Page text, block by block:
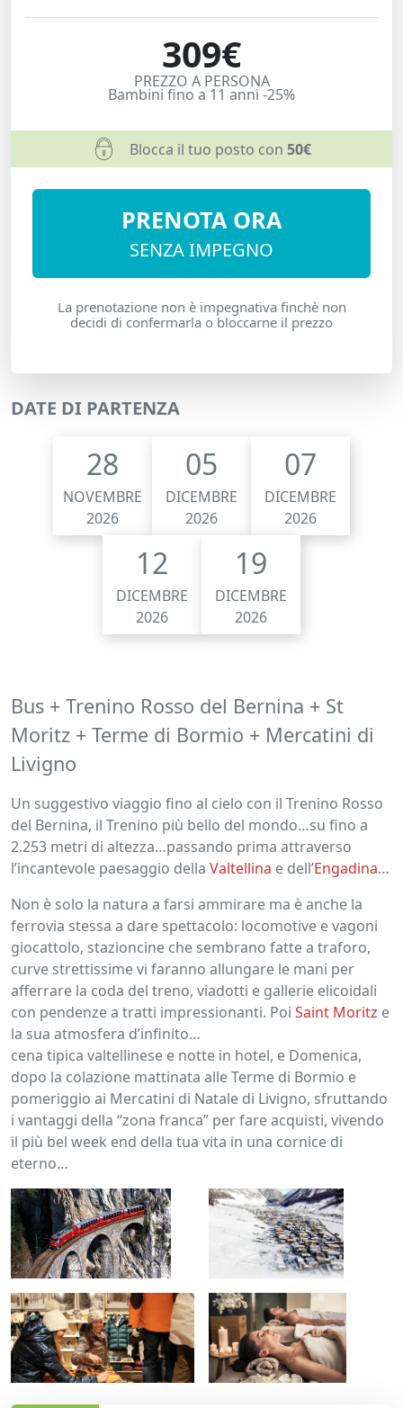
309€
PREZZO A PERSONA
Bambini fino a 11 anni -25%
Blocca il tuo posto con 50€
PRENOTA ORA
SENZA IMPEGNO
La prenotazione non è impegnativa finchè non
decidi di confermarla o bloccarne il prezzo
DATE DI PARTENZA
28
NOVEMBRE
2026
05
DICEMBRE
2026
07
DICEMBRE
2026
12
DICEMBRE
2026
19
DICEMBRE
2026
Bus + Trenino Rosso del Bernina + St
Moritz + Terme di Bormio + Mercatini di
Livigno
Un suggestivo viaggio fino al cielo con il Trenino Rosso
del Bernina, il Trenino più bello del mondo…su fino a
2.253 metri di altezza…passando prima attraverso
l’incantevole paesaggio della Valtellina e dell’Engadina…
Non è solo la natura a farsi ammirare ma è anche la
ferrovia stessa a dare spettacolo: locomotive e vagoni
giocattolo, stazioncine che sembrano fatte a traforo,
curve strettissime vi faranno allungare le mani per
afferrare la coda del treno, viadotti e gallerie elicoidali
con pendenze a tratti impressionanti. Poi Saint Moritz e
la sua atmosfera d’infinito…
cena tipica valtellinese e notte in hotel, e Domenica,
dopo la colazione mattinata alle Terme di Bormio e
pomeriggio ai Mercatini di Natale di Livigno, sfruttando
i vantaggi della “zona franca” per fare acquisti, vivendo
il più bel week end della tua vita in una cornice di
eterno…